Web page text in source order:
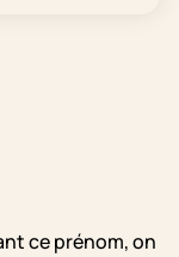
ce prénom, on